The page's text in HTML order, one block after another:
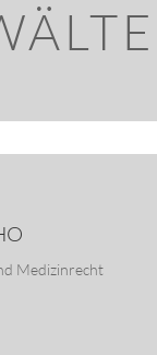
Medizinrecht